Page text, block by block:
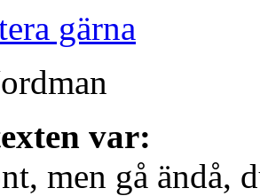
gärna
var:
men gå ändå,